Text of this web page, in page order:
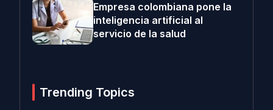
Empresa colombiana pone la
inteligencia artificial al
servicio de la salud
Trending Topics